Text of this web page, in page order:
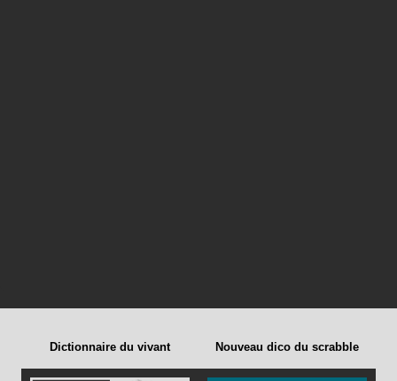
Dictionnaire du vivant Nouveau dico du scrabble